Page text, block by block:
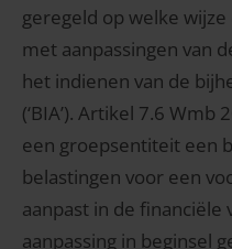
geregeld op welke
met aanpassingen van
het indienen van de
(‘BIA’). Artikel 7.6
een groepsentiteit een
belastingen voor een
aanpast in de financiële
aanpassing in beginsel